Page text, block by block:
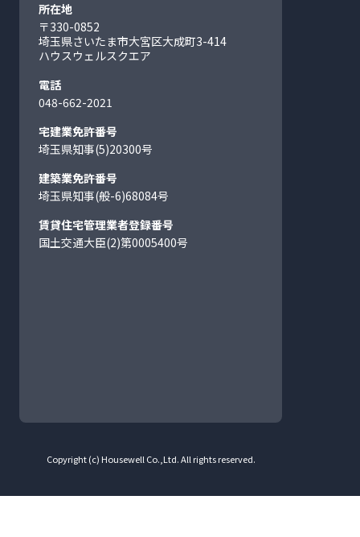
所在地
〒330-0852
埼玉県さいたま市大宮区大成町3-414
ハウスウェルスクエア
電話
048-662-2021
宅建業免許番号
埼玉県知事(5)20300号
建築業免許番号
埼玉県知事(般-6)68084号
賃貸住宅管理業者登録番号
国土交通大臣(2)第0005400号
Copyright (c) Housewell Co.,Ltd. All rights reserved.